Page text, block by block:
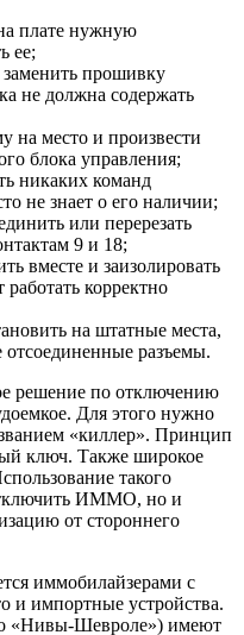
плате нужную
ее;
прошивку
не должна содержать
на место и произвести
блока управления;
никаких команд
не знает о его наличии;
или перерезать
9 и 18;
вместе и заизолировать
корректно
на штатные места,
разъемы.
решение по отключению
Для этого нужно
«киллер». Принцип
ключ. Также широкое
такого
ИММО, но и
от стороннего
иммобилайзерами с
и импортные устройства.
«Нивы-Шевроле») имеют